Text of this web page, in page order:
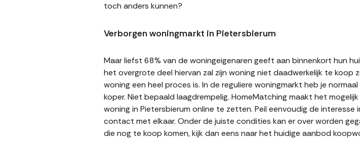
toch anders kunnen?
Verborgen woningmarkt in Pietersbierum
Maar liefst 68% van de woningeigenaren geeft aan binnenkort hun
het overgrote deel hiervan zal zijn woning niet daadwerkelijk te
woning een heel proces is. In de reguliere woningmarkt heb je
koper. Niet bepaald laagdrempelig. HomeMatching maakt het
woning in Pietersbierum online te zetten. Peil eenvoudig de interesse
contact met elkaar. Onder de juiste condities kan er over worden
die nog te koop komen, kijk dan eens naar het huidige aanbod